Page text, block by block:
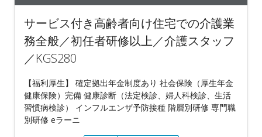
サービス付き高齢者向け住宅での介護業
務全般／初任者研修以上／介護スタッフ
／KGS280
【福利厚生】 確定拠出年金制度あり 社会保険（厚生年金
健康保険）完備 健康診断（法定検診、婦人科検診、生活
習慣病検診） インフルエンザ予防接種 階層別研修 専門職
別研修 eラーニ